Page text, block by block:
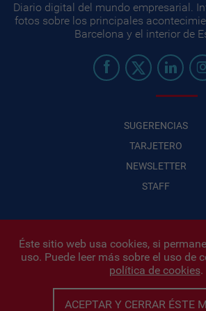
Diario digital del mundo empresarial.
fotos sobre los principales
Barcelona y el interior de
SUGERENCIAS
TARJETERO
NEWSLETTER
STAFF
Infonegocios 2026| INFONEGOCIOS S.A. ·
Políticas de Privacidad|Protección de
Iñigo Biain
Este sitio esta protegido por Google
Éste sitio web usa cookies, si
uso. Puede leer más sobre el uso de
política de cookies.
ACEPTAR Y CERRAR ÉSTE